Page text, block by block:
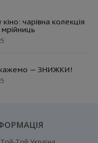
чарівна колекція
кажемо — ЗНИЖКИ!